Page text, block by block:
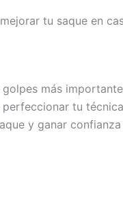
tu saque en
golpes más
tu
y ganar